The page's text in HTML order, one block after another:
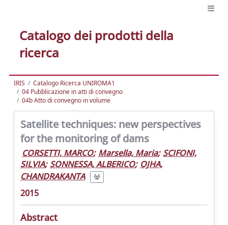
Catalogo dei prodotti della
ricerca
IRIS
Catalogo Ricerca UNIROMA1
04 Pubblicazione in atti di convegno
04b Atto di convegno in volume
Satellite techniques: new perspectives
for the monitoring of dams
CORSETTI, MARCO; Marsella, Maria; SCIFONI,
SILVIA; SONNESSA, ALBERICO; OJHA,
CHANDRAKANTA
2015
Abstract